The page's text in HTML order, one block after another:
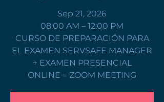
Sep 21, 2026
08:00 AM – 12:00 PM
CURSO DE PREPARACIÓN PARA
EL EXAMEN SERVSAFE MANAGER
+ EXAMEN PRESENCIAL
ONLINE = ZOOM MEETING